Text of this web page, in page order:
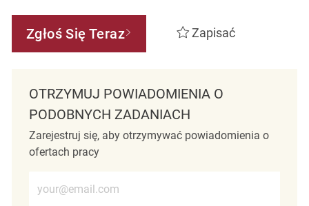
Zgłoś Się Teraz Zapisać
OTRZYMUJ POWIADOMIENIA O
PODOBNYCH ZADANIACH
Zarejestruj się, aby otrzymywać powiadomienia o
ofertach pracy